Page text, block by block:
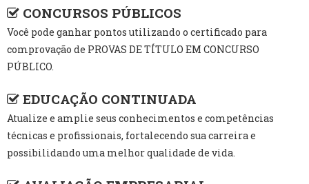
CONCURSOS PÚBLICOS
Você pode ganhar pontos utilizando o certificado para
comprovação de PROVAS DE TÍTULO EM CONCURSO
PÚBLICO.
EDUCAÇÃO CONTINUADA
Atualize e amplie seus conhecimentos e competências
técnicas e profissionais, fortalecendo sua carreira e
possibilidando uma melhor qualidade de vida.